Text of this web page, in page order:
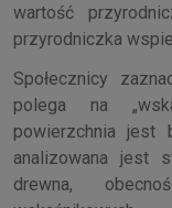
wartość
przyrodniczka
Społecznicy
polega na
powierzchnia jest
analizowana jest
drewna,